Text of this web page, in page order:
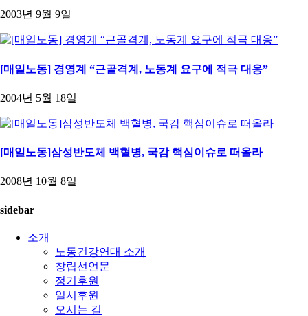
2003년 9월 9일
[매일노동] 경영계 “근골격계, 노동계 요구에 적극 대응”
2004년 5월 18일
[매일노동]삼성반도체 백혈병, 국감 핵심이슈로 떠올라
2008년 10월 8일
sidebar
소개
노동건강연대 소개
창립선언문
정기후원
일시후원
오시는 길